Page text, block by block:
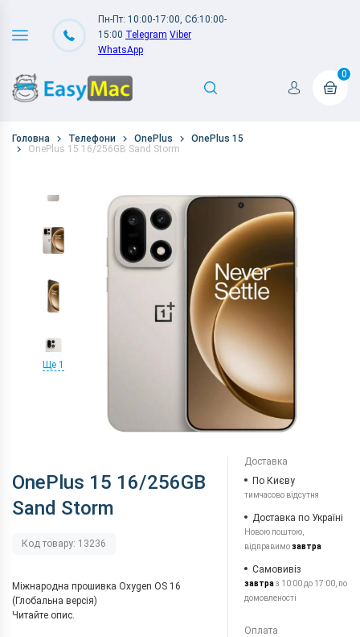
Пн-Пт: 10:00-17:00, Сб:10:00-
15:00 Telegram Viber
WhatsApp
0
Головна Телефони OnePlus
OnePlus 15
OnePlus 15 16/256GB Sand Storm
Ще 1
OnePlus 15 16/256GB
Sand Storm
Код товару: 13236
Міжнародна прошивка Oxygen OS 16
(Глобальна версія)
Читайте опис.
Доставка
По Києву
тимчасово відсутня
Доставка по Україні
Новою поштою,
відправимозавтра
Самовивіз
завтраз 10:00 до 17:00, по
домовленості
Оплата